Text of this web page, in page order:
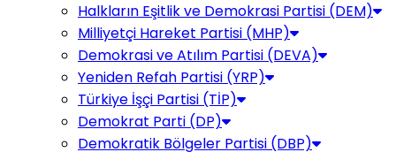
Halkların Eşitlik ve Demokrasi Partisi (DEM)
Milliyetçi Hareket Partisi (MHP)
Demokrasi ve Atılım Partisi (DEVA)
Yeniden Refah Partisi (YRP)
Türkiye İşçi Partisi (TİP)
Demokrat Parti (DP)
Demokratik Bölgeler Partisi (DBP)